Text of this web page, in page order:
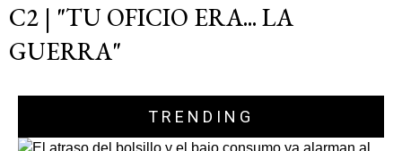
C2 | "TU OFICIO ERA... LA
GUERRA"
TRENDING